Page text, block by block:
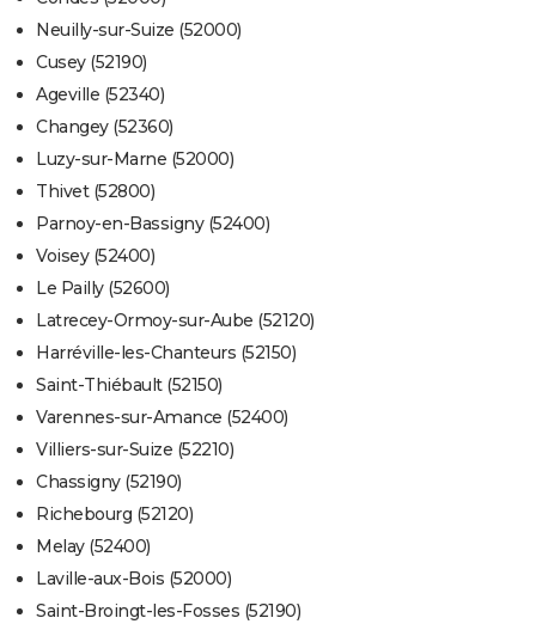
Neuilly-sur-Suize (52000)
Cusey (52190)
Ageville (52340)
Changey (52360)
Luzy-sur-Marne (52000)
Thivet (52800)
Parnoy-en-Bassigny (52400)
Voisey (52400)
Le Pailly (52600)
Latrecey-Ormoy-sur-Aube (52120)
Harréville-les-Chanteurs (52150)
Saint-Thiébault (52150)
Varennes-sur-Amance (52400)
Villiers-sur-Suize (52210)
Chassigny (52190)
Richebourg (52120)
Melay (52400)
Laville-aux-Bois (52000)
Saint-Broingt-les-Fosses (52190)